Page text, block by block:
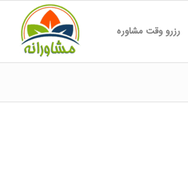
رزرو وقت مشاوره